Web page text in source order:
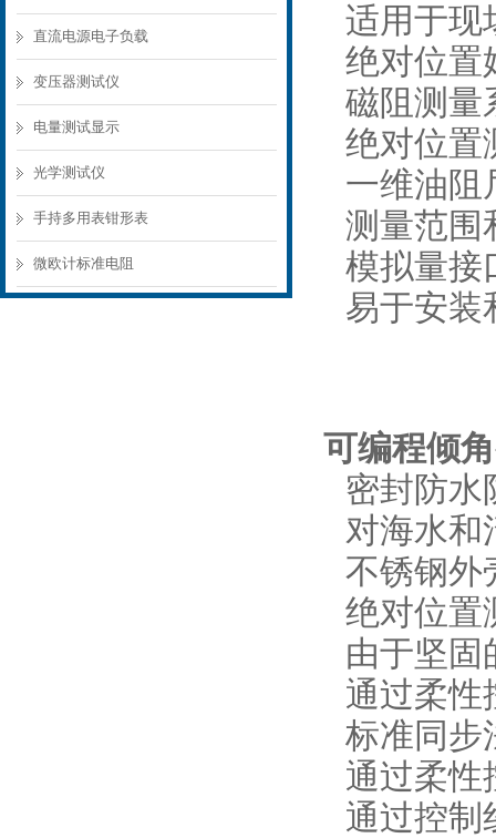
直流电源电子负载
变压器测试仪
电量测试显示
光学测试仪
手持多用表钳形表
微欧计标准电阻
适用于现
绝对位置
磁阻测量
绝对位置
一维油阻
测量范围
模拟量接
易于安装
可编程倾
密封防水
对海水和
不锈钢外
绝对位置
由于坚固
通过柔性
标准同步
通过柔性
通过控制